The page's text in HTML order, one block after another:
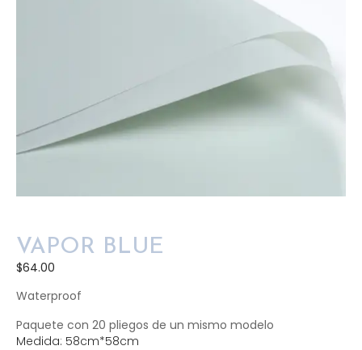
VAPOR BLUE
$64.00
Waterproof
Paquete con 20 pliegos de un mismo modelo
Medida: 58cm*58cm